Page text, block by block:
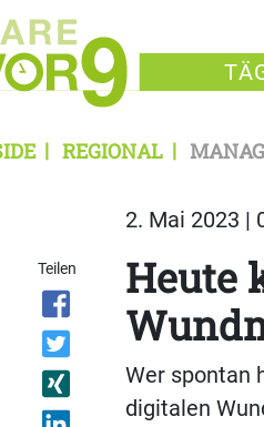
REGIONAL
2. Mai 2023 |
Teilen
Heute
Wer spontan
digitalen